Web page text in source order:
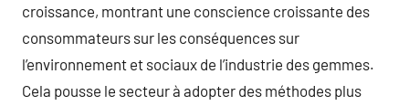
croissance, montrant une conscience croissante des
consommateurs sur les conséquences sur
l’environnement et sociaux de l’industrie des gemmes.
Cela pousse le secteur à adopter des méthodes plus